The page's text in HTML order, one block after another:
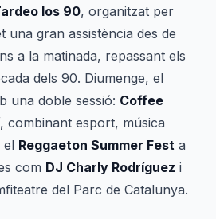
los 90, organitzat per
una gran assistència des de
a la matinada, repassant els
dels 90. Diumenge, el
una doble sessió: Coffee
combinant esport, música
el Reggaeton Summer Fest a
com DJ Charly Rodríguez i
del Parc de Catalunya.